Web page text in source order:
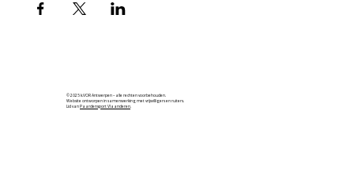
© 2025 k.VOR Antwerpen – alle rechten voorbehouden.
Website ontworpen in samenwerking met vrijwilligers en ruiters.
Lid vanPaardensport Vlaanderen